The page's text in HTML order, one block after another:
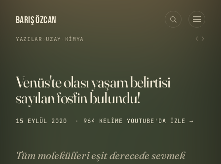
BARIŞ ÖZCAN
YAZILAR UZAY KIMYA ‹ ›
Venüs'te olası yaşam belirtisi
sayılan fosfin bulundu!
15 EYLÜL 2020 · 964 KELIME YOUTUBE'DA IZLE →
Tüm molekülleri eşit derecede sevmek